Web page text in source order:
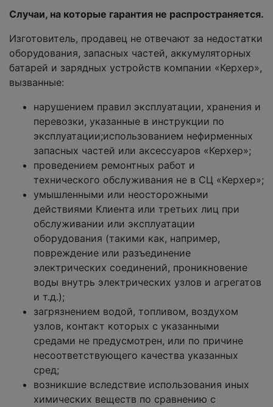
Случаи, на которые гарантия не распространяется.
Изготовитель, продавец не отвечают за недостатки
оборудования, запасных частей, аккумуляторных
батарей и зарядных устройств компании «Керхер»,
вызванные:
нарушением правил эксплуатации, хранения и
перевозки, указанные в инструкции по
эксплуатации;использованием нефирменных
запасных частей или аксессуаров «Керхер»;
проведением ремонтных работ и
технического обслуживания не в СЦ «Керхер»;
умышленными или неосторожными
действиями Клиента или третьих лиц при
обслуживании или эксплуатации
оборудования (такими как, например,
повреждение или разъединение
электрических соединений, проникновение
воды внутрь электрических узлов и агрегатов
и т.д.);
загрязнением водой, топливом, воздухом
узлов, контакт которых с указанными
средами не предусмотрен, или по причине
несоответствующего качества указанных
сред;
возникшие вследствие использования иных
химических веществ по сравнению с